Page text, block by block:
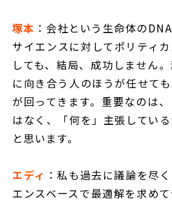
塚本 ：会社という生命体の
サイエンスに対してポリティ
しても、結局、成功しません
に向き合う人のほうが任せて
が回ってきます。重要なのは
はなく、「何を」主張してい
と思います。
エディ ：私も過去に議論を尽
エンスベースで最適解を求め